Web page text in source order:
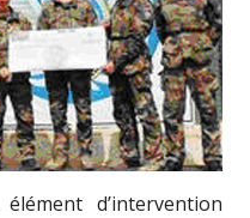
d’intervention